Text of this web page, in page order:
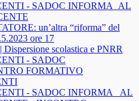
- SADOC INFORMA_AL
un’altra “riforma” del
ore 17
scolastica e PNRR
- SADOC
FORMATIVO
- SADOC INFORMA_ AL